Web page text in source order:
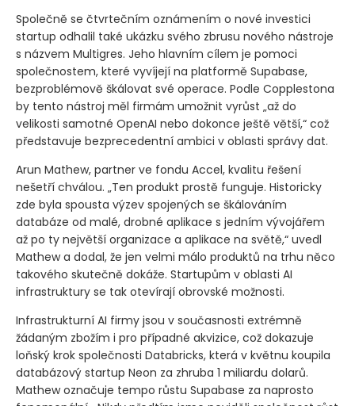
Společně se čtvrtečním oznámením o nové investici
startup odhalil také ukázku svého zbrusu nového nástroje
s názvem Multigres. Jeho hlavním cílem je pomoci
společnostem, které vyvíjejí na platformě Supabase,
bezproblémově škálovat své operace. Podle Copplestona
by tento nástroj měl firmám umožnit vyrůst „až do
velikosti samotné OpenAI nebo dokonce ještě větší,“ což
představuje bezprecedentní ambici v oblasti správy dat.
Arun Mathew, partner ve fondu Accel, kvalitu řešení
nešetří chválou. „Ten produkt prostě funguje. Historicky
zde byla spousta výzev spojených se škálováním
databáze od malé, drobné aplikace s jedním vývojářem
až po ty největší organizace a aplikace na světě,“ uvedl
Mathew a dodal, že jen velmi málo produktů na trhu něco
takového skutečně dokáže. Startupům v oblasti AI
infrastruktury se tak otevírají obrovské možnosti.
Infrastrukturní AI firmy jsou v současnosti extrémně
žádaným zbožím i pro případné akvizice, což dokazuje
loňský krok společnosti Databricks, která v květnu koupila
databázový startup Neon za zhruba 1 miliardu dolarů.
Mathew označuje tempo růstu Supabase za naprosto